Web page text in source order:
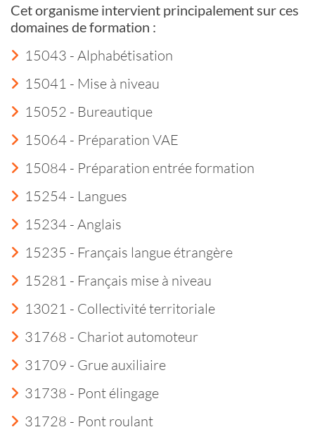
Cet organisme intervient principalement sur ces
domaines de formation :
15043 - Alphabétisation
15041 - Mise à niveau
15052 - Bureautique
15064 - Préparation VAE
15084 - Préparation entrée formation
15254 - Langues
15234 - Anglais
15235 - Français langue étrangère
15281 - Français mise à niveau
13021 - Collectivité territoriale
31768 - Chariot automoteur
31709 - Grue auxiliaire
31738 - Pont élingage
31728 - Pont roulant